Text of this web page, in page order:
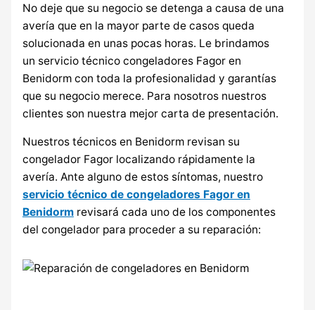
No deje que su negocio se detenga a causa de una
avería que en la mayor parte de casos queda
solucionada en unas pocas horas. Le brindamos
un servicio técnico congeladores Fagor en
Benidorm con toda la profesionalidad y garantías
que su negocio merece. Para nosotros nuestros
clientes son nuestra mejor carta de presentación.
Nuestros técnicos en Benidorm revisan su
congelador Fagor localizando rápidamente la
avería. Ante alguno de estos síntomas, nuestro
servicio técnico de congeladores Fagor en
Benidormrevisará cada uno de los componentes
del congelador para proceder a su reparación: